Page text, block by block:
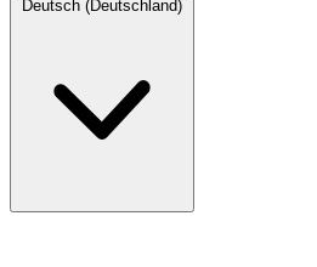
Deutsch (Deutschland)